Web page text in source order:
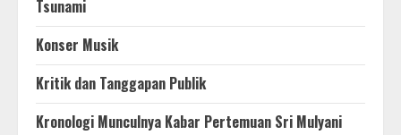
Tsunami
Konser Musik
Kritik dan Tanggapan Publik
Kronologi Munculnya Kabar Pertemuan Sri Mulyani